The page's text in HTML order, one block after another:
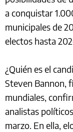
a conquistar
municipales de
electos hasta
¿Quién es el
Steven Bannon,
mundiales,
analistas
marzo. En ella,